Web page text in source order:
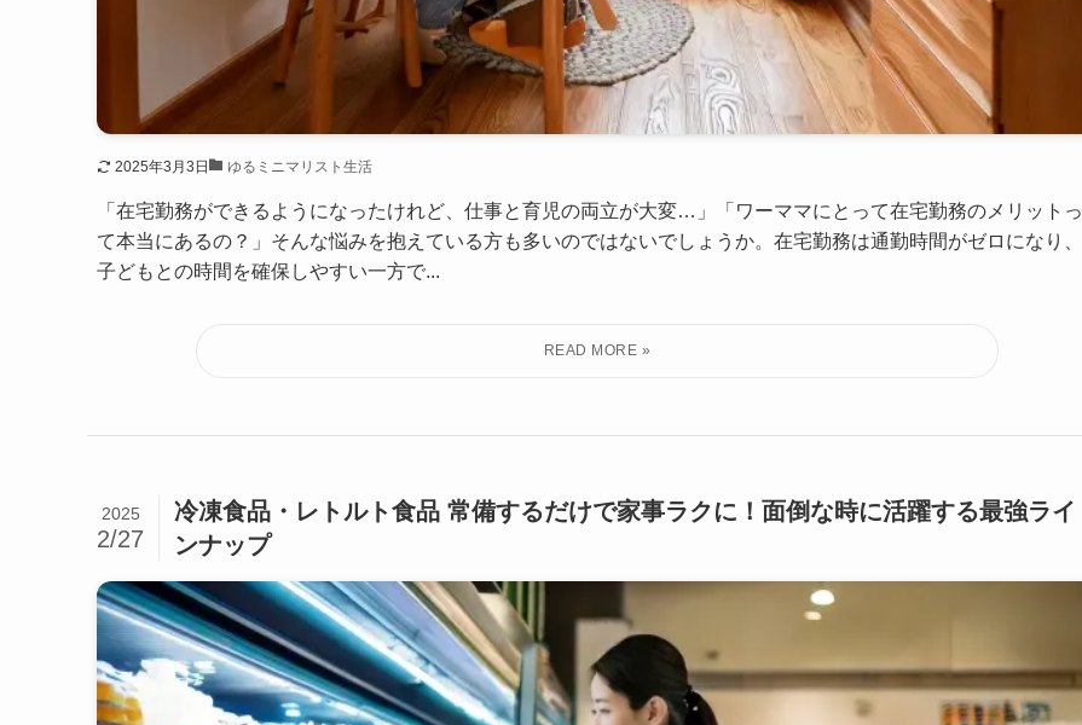
2025年3月3日 ゆるミニマリスト生活
「在宅勤務ができるようになったけれど、仕事と育児の両立が大変…」「ワーママにとって在宅勤務のメリットっ
て本当にあるの？」そんな悩みを抱えている方も多いのではないでしょうか。在宅勤務は通勤時間がゼロになり、
子どもとの時間を確保しやすい一方で...
冷凍食品・レトルト食品 常備するだけで家事ラクに！面倒な時に活躍する最強ライ
ンナップ
2025
2/27